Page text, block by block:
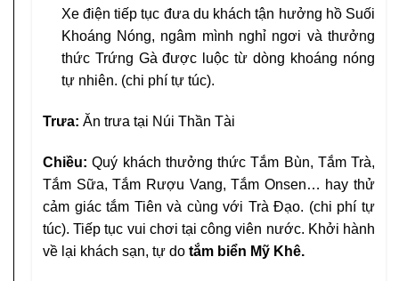
Xe điện tiếp tục đưa du khách tận hưởng hồ Suối
Khoáng Nóng, ngâm mình nghỉ ngơi và thưởng
thức Trứng Gà được luộc từ dòng khoáng nóng
tự nhiên. (chi phí tự túc).
Trưa: Ăn trưa tại Núi Thần Tài
Chiều: Quý khách thưởng thức Tắm Bùn, Tắm Trà,
Tắm Sữa, Tắm Rượu Vang, Tắm Onsen… hay thử
cảm giác tắm Tiên và cùng với Trà Đạo. (chi phí tự
túc). Tiếp tục vui chơi tại công viên nước. Khởi hành
về lại khách sạn, tự do tắm biển Mỹ Khê.